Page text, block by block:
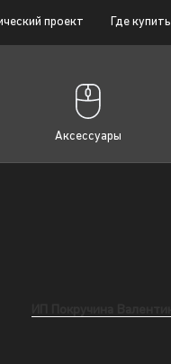
проект Где купить
Аксессуары